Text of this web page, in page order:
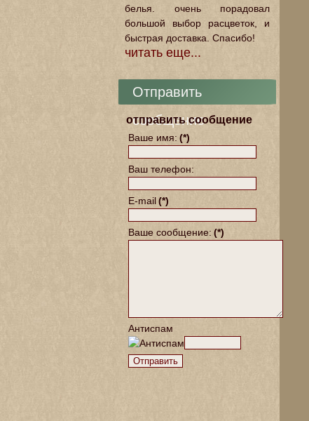
белья. очень порадовал
большой выбор расцветок, и
быстрая доставка. Спасибо!
читать еще...
Отправить
сообщение
отправить сообщение
Ваше имя: (*)
Ваш телефон:
E-mail(*)
Ваше сообщение: (*)
Антиспам